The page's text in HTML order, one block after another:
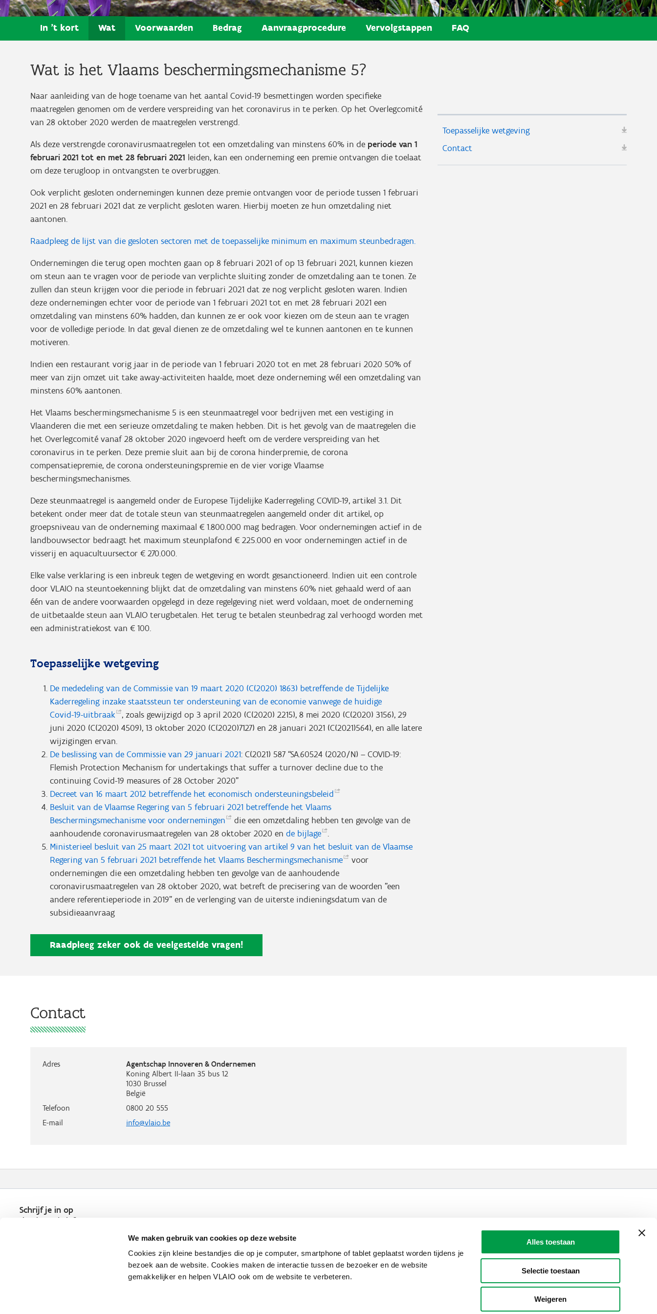
We maken gebruik van cookies op deze website
Cookies zijn kleine bestandjes die op je computer, smartphone of tablet geplaatst worden tijdens je
bezoek aan de website. Cookies maken de interactie tussen de bezoeker en de website
gemakkelijker en helpen VLAIO ook om de website te verbeteren.
Alles toestaan
Selectie toestaan
Weigeren
In 't kort Wat Voorwaarden Bedrag Aanvraagprocedure Vervolgstappen FAQ
Wat is het Vlaams beschermingsmechanisme 5?
Naar aanleiding van de hoge toename van het aantal Covid-19 besmettingen worden specifieke
maatregelen genomen om de verdere verspreiding van het coronavirus in te perken. Op het Overlegcomité
van 28 oktober 2020 werden de maatregelen verstrengd.
Als deze verstrengde coronavirusmaatregelen tot een omzetdaling van minstens 60% in de periode van 1
februari 2021 tot en met 28 februari 2021 leiden, kan een onderneming een premie ontvangen die toelaat
om deze terugloop in ontvangsten te overbruggen.
Ook verplicht gesloten ondernemingen kunnen deze premie ontvangen voor de periode tussen 1 februari
2021 en 28 februari 2021 dat ze verplicht gesloten waren. Hierbij moeten ze hun omzetdaling niet
aantonen.
Raadpleeg de lijst van die gesloten sectoren met de toepasselijke minimum en maximum steunbedragen.
Ondernemingen die terug open mochten gaan op 8 februari 2021 of op 13 februari 2021, kunnen kiezen
om steun aan te vragen voor de periode van verplichte sluiting zonder de omzetdaling aan te tonen. Ze
zullen dan steun krijgen voor die periode in februari 2021 dat ze nog verplicht gesloten waren. Indien
deze ondernemingen echter voor de periode van 1 februari 2021 tot en met 28 februari 2021 een
omzetdaling van minstens 60% hadden, dan kunnen ze er ook voor kiezen om de steun aan te vragen
voor de volledige periode. In dat geval dienen ze de omzetdaling wel te kunnen aantonen en te kunnen
motiveren.
Indien een restaurant vorig jaar in de periode van 1 februari 2020 tot en met 28 februari 2020 50% of
meer van zijn omzet uit take away-activiteiten haalde, moet deze onderneming wél een omzetdaling van
minstens 60% aantonen.
Het Vlaams beschermingsmechanisme 5 is een steunmaatregel voor bedrijven met een vestiging in
Vlaanderen die met een serieuze omzetdaling te maken hebben. Dit is het gevolg van de maatregelen die
het Overlegcomité vanaf 28 oktober 2020 ingevoerd heeft om de verdere verspreiding van het
coronavirus in te perken. Deze premie sluit aan bij de corona hinderpremie, de corona
compensatiepremie, de corona ondersteuningspremie en de vier vorige Vlaamse
beschermingsmechanismes.
Deze steunmaatregel is aangemeld onder de Europese Tijdelijke Kaderregeling COVID-19, artikel 3.1. Dit
betekent onder meer dat de totale steun van steunmaatregelen aangemeld onder dit artikel, op
groepsniveau van de onderneming maximaal € 1.800.000 mag bedragen. Voor ondernemingen actief in de
landbouwsector bedraagt het maximum steunplafond € 225.000 en voor ondernemingen actief in de
visserij en aquacultuursector € 270.000.
Elke valse verklaring is een inbreuk tegen de wetgeving en wordt gesanctioneerd. Indien uit een controle
door VLAIO na steuntoekenning blijkt dat de omzetdaling van minstens 60% niet gehaald werd of aan
één van de andere voorwaarden opgelegd in deze regelgeving niet werd voldaan, moet de onderneming
de uitbetaalde steun aan VLAIO terugbetalen. Het terug te betalen steunbedrag zal verhoogd worden met
een administratiekost van € 100.
Toepasselijke wetgeving
De mededeling van de Commissie van 19 maart 2020 (C(2020) 1863) betreffende de Tijdelijke
Kaderregeling inzake staatssteun ter ondersteuning van de economie vanwege de huidige
Covid-19-uitbraak
, zoals gewijzigd op 3 april 2020 (C(2020) 2215), 8 mei 2020 (C(2020) 3156), 29
juni 2020 (C(2020) 4509), 13 oktober 2020 (C(2020)7127) en 28 januari 2021 (C(2021)564), en alle latere
wijzigingen ervan.
De beslissing van de Commissie van 29 januari 2021: C(2021) 587 “SA.60524 (2020/N) – COVID-19:
Flemish Protection Mechanism for undertakings that suffer a turnover decline due to the
continuing Covid-19 measures of 28 October 2020”
Decreet van 16 maart 2012 betreffende het economisch ondersteuningsbeleid
Besluit van de Vlaamse Regering van 5 februari 2021 betreffende het Vlaams
Beschermingsmechanisme voor ondernemingen
die een omzetdaling hebben ten gevolge van de
aanhoudende coronavirusmaatregelen van 28 oktober 2020 en de bijlage .
Ministerieel besluit van 25 maart 2021 tot uitvoering van artikel 9 van het besluit van de Vlaamse
Regering van 5 februari 2021 betreffende het Vlaams Beschermingsmechanisme
voor
ondernemingen die een omzetdaling hebben ten gevolge van de aanhoudende
coronavirusmaatregelen van 28 oktober 2020, wat betreft de precisering van de woorden "een
andere referentieperiode in 2019" en de verlenging van de uiterste indieningsdatum van de
subsidieaanvraag
Raadpleeg zeker ook de veelgestelde vragen!
Toepasselijke wetgeving
Contact
Contact
Adres
Agentschap Innoveren & Ondernemen
Koning Albert II-laan 35 bus 12
1030 Brussel
België
Telefoon
0800 20 555
E-mail
info@vlaio.be
Schrijf je in op
de nieuwsbrief
Communicatieverplichtingen & logo'sKlachten, meldingen & fraudebestrijding